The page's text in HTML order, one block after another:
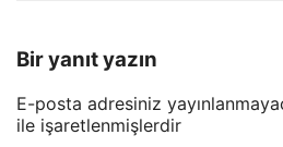
Bir yanıt yazın
E-posta adresiniz
ile işaretlenmişlerdir